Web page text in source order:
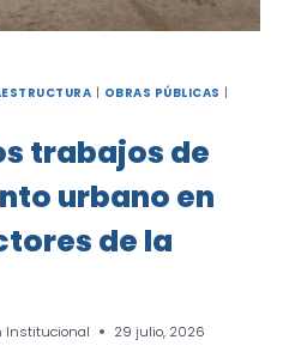
| OBRAS PÚBLICAS |
trabajos de
urbano en
de la
Institucional 29 julio, 2026